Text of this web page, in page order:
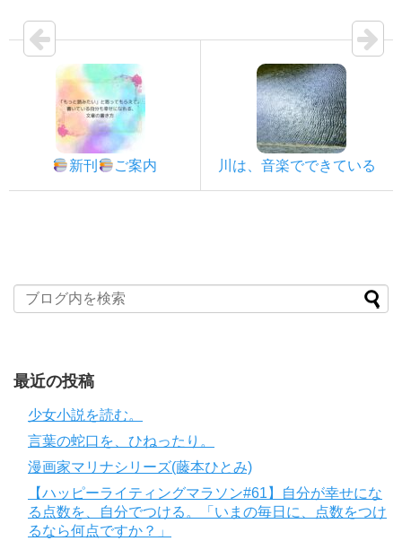
新刊 ご案内 川は、音楽でできている
最近の投稿
少女小説を読む。
言葉の蛇口を、ひねったり。
漫画家マリナシリーズ(藤本ひとみ)
【ハッピーライティングマラソン#61】自分が幸せにな
る点数を、自分でつける。「いまの毎日に、点数をつけ
るなら何点ですか？」